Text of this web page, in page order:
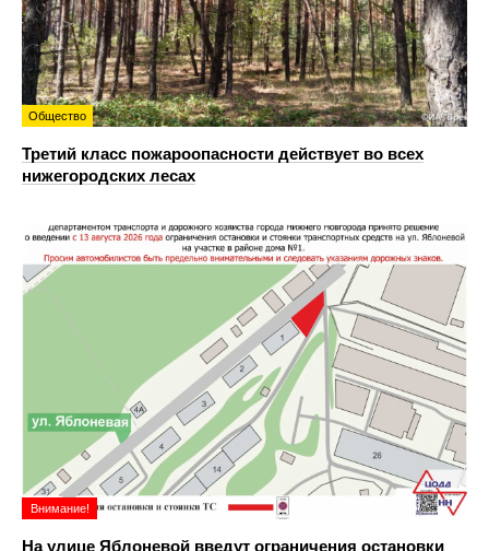
Общество
Третий класс пожароопасности действует во всех
нижегородских лесах
Внимание!
На улице Яблоневой введут ограничения остановки